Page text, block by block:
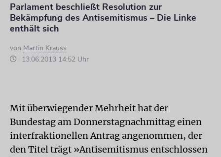
Parlament beschließt Resolution zur
Bekämpfung des Antisemitismus – Die Linke
enthält sich
von Martin Krauss
13.06.2013 14:52 Uhr
Mit überwiegender Mehrheit hat der
Bundestag am Donnerstagnachmittag einen
interfraktionellen Antrag angenommen, der
den Titel trägt »Antisemitismus entschlossen